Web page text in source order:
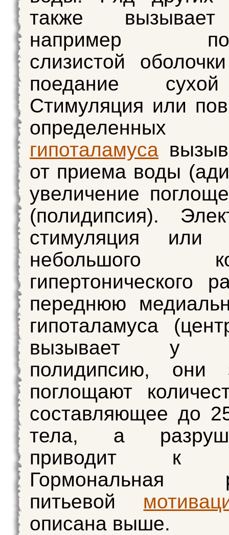
также
например
слизистой
поедание
Стимуляция или
определенных
гипоталамуса
от приема воды
увеличение
(полидипсия).
стимуляция или
небольшого
гипертонического
переднюю
гипоталамуса
вызывает у
полидипсию, они
поглощают
составляющее до
тела, а
приводит к
Гормональная
питьевой
описана выше.